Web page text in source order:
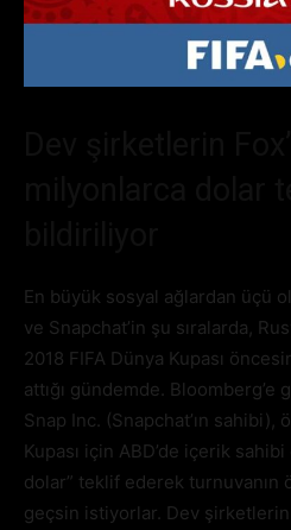
En büyük sosyal ağlardan üçü
ve Snapchat’in şu sıralarda,
2018 FIFA Dünya Kupası
attığı gündemde.
Snap Inc. (Snapchat’ın sahibi),
Kupası için ABD’de içerik
dolar” teklif ederek turnuvanın
geçsin istiyorlar. Dev şirketlerin